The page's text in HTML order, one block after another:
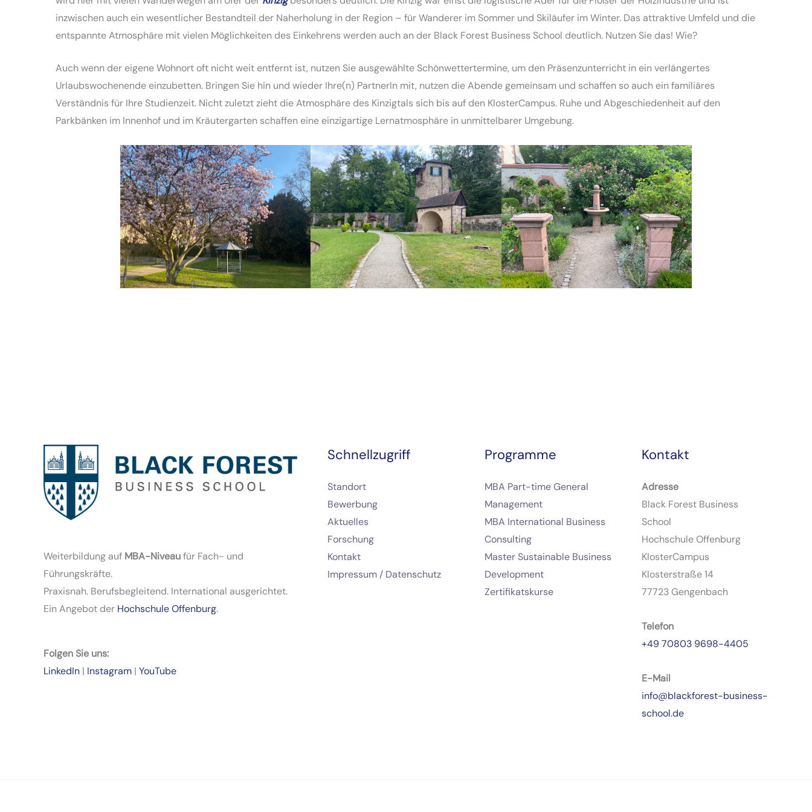
inzwischen auch ein wesentlicher Bestandteil der Naherholung in der Region – für Wanderer im Sommer und Skiläufer im Winter. Das attraktive Umfeld und die
entspannte Atmosphäre mit vielen Möglichkeiten des Einkehrens werden auch an der Black Forest Business School deutlich. Nutzen Sie das! Wie?
Auch wenn der eigene Wohnort oft nicht weit entfernt ist, nutzen Sie ausgewählte Schönwettertermine, um den Präsenzunterricht in ein verlängertes
Urlaubswochenende einzubetten. Bringen Sie hin und wieder Ihre(n) PartnerIn mit, nutzen die Abende gemeinsam und schaffen so auch ein familiäres
Verständnis für Ihre Studienzeit. Nicht zuletzt zieht die Atmosphäre des Kinzigtals sich bis auf den KlosterCampus. Ruhe und Abgeschiedenheit auf den
Parkbänken im Innenhof und im Kräutergarten schaffen eine einzigartige Lernatmosphäre in unmittelbarer Umgebung.
Weiterbildung auf MBA-Niveaufür Fach- und
Führungskräfte.
Praxisnah. Berufsbegleitend. International ausgerichtet.
Ein Angebot der Hochschule Offenburg.
Folgen Sie uns:
LinkedIn | Instagram | YouTube
Schnellzugriff
Standort
Bewerbung
Aktuelles
Forschung
Kontakt
Impressum / Datenschutz
Programme
MBA Part-time General
Management
MBA International Business
Consulting
Master Sustainable Business
Development
Zertifikatskurse
Kontakt
Adresse
Black Forest Business
School
Hochschule Offenburg
KlosterCampus
Klosterstraße 14
77723 Gengenbach
Telefon
+49 70803 9698-4405
E-Mail
info@blackforest-business-
school.de